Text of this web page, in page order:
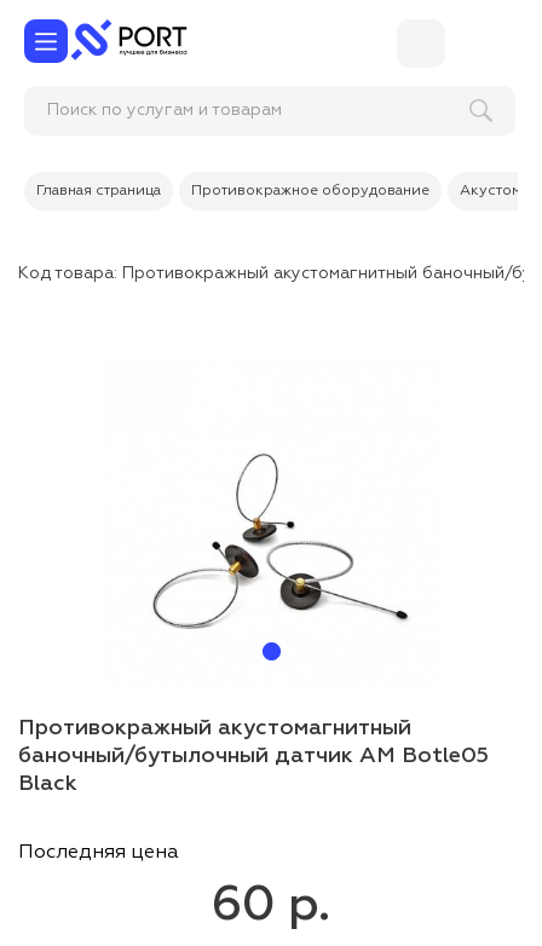
Поиск по услугам и товарам
Главная страница Противокражное оборудование
Код товара: Противокражный акустомагнитный баночный/
Противокражный акустомагнитный
баночный/бутылочный датчик AM Botle05
Black
Последняя цена
60 р.